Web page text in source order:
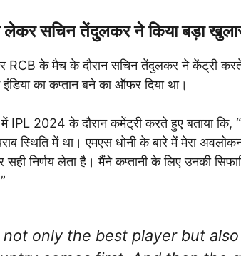
लेकर सचिन तेंदुलकर ने किया बड़ा
RCB के मैच के दौरान सचिन तेंदुलकर ने केंट्री
का कप्तान बने का ऑफर दिया था।
2024 के दौरान कमेंट्री करते हुए बताया कि,
स्थिति में था। एमएस धोनी के बारे में मेरा
निर्णय लेता है। मैंने कप्तानी के लिए उनकी
not only the best player but